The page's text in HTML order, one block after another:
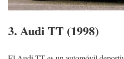
3. Audi TT (1998)